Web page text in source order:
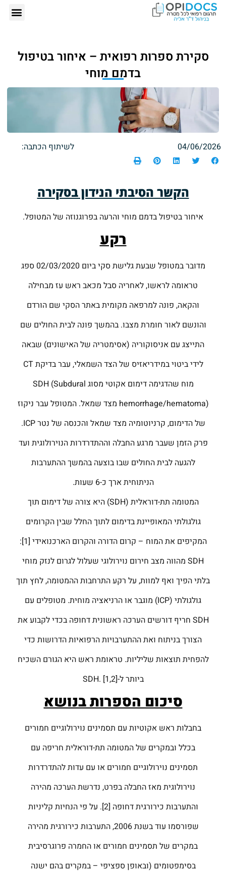
סקירת ספרות רפואית – איחור בטיפול
בדמם מוחי
04/06/2026 לשיתוף הכתבה:
הקשר הסיבתי הנידון בסקירה
איחור בטיפול בדמם מוחי והרעה בפרוגנוזה של המטופל.
רקע
מדובר במטופל שבעת גלישת סקי ביום 02/03/2020 ספג
טראומה לראשו, לאחריה סבל מכאב ראש עז מבחילה
והקאה, פונה למרפאה מקומית באתר הסקי שם הורדם
והונשם לאור חומרת מצבו. בהמשך פונה לבית החולים שם
התייצג עם אניסוקוריה (אסימטריה של האישונים) שבאה
לידי ביטוי במידריאזיס של הצד השמאלי, עבר בדיקת CT
מוח שהדגימה דימום אקוטי מסוג SDH (Subdural
hemorrhage/hematoma) מצד שמאל. המטופל עבר ניקוז
של הדימום, קרניוטומיה מצד שמאל והכנסה של נטר ICP.
פרק הזמן שעבר מרגע החבלה וההתדרדרות הנוירולוגית ועד
להגעה לבית החולים שבו בוצעה בהמשך ההתערבות
הניתוחית ארך כ-6 שעות.
המטומה תת-דוראלית (SDH) היא צורה של דימום תוך
גולגולתי המאופיינת בדימום לתוך החלל שבין הקרומים
המקיפים את המוח – קרום הדורה והקרום הארכנואידי [1]:
SDH מהווה מצב חירום נוירולוגי שעלול לגרום לנזק מוחי
בלתי הפיך ואף למוות, על רקע התרחבות ההמטומה, לחץ תוך
גולגולתי (ICP) מוגבר או הרניאציה מוחית. מטופלים עם
SDH חריף דורשים הערכה ראשונית דחופה בכדי לקבוע את
הצורך בניתוח ואת ההתערבויות הרפואיות הדרושות כדי
להפחית תוצאות שליליות. טראומת ראש היא הגורם השכיח
ביותר ל-SDH. [1,2]
סיכום הספרות בנושא
בחבלות ראש אקוטיות עם תסמינים נוירולוגיים חמורים
בכלל ובמקרים של המטומה תת-דוראלית חריפה עם
תסמינים נוירולוגיים חמורים או עם עדות להתדרדרות
נוירולוגית מאז החבלה בפרט, נדרשת הערכה מהירה
והתערבות כירורגית דחופה [2]. על פי הנחיות קליניות
שפורסמו עוד בשנת 2006, התערבות כירורגית מהירה
במקרים של תסמינים חמורים או החמרה פרוגרסיבית
בסימפטומים (ובאופן ספציפי – במקרים בהם ישנה